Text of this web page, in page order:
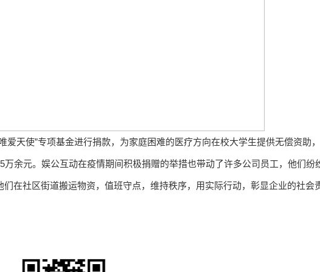
天使”专项基金进行捐款，为家庭困难的医疗方向在校大学生提供无偿资助，
余元。娱公互动在疫情期间积极捐赠的举措也带动了许多公司员工，他们纷
在社区街道搬运物资，值班守点，维持秩序，用实际行动，彰显企业的社会